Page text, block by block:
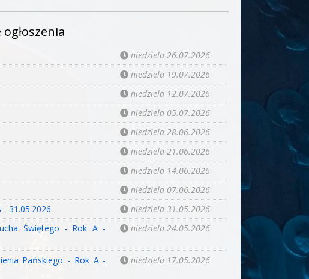
niedziela 26.07.2026
niedziela 19.07.2026
niedziela 12.07.2026
niedziela 05.07.2026
niedziela 28.06.2026
niedziela 21.06.2026
niedziela 14.06.2026
niedziela 07.06.2026
31.05.2026
niedziela 31.05.2026
Świętego - Rok A -
niedziela 24.05.2026
Pańskiego - Rok A -
niedziela 17.05.2026